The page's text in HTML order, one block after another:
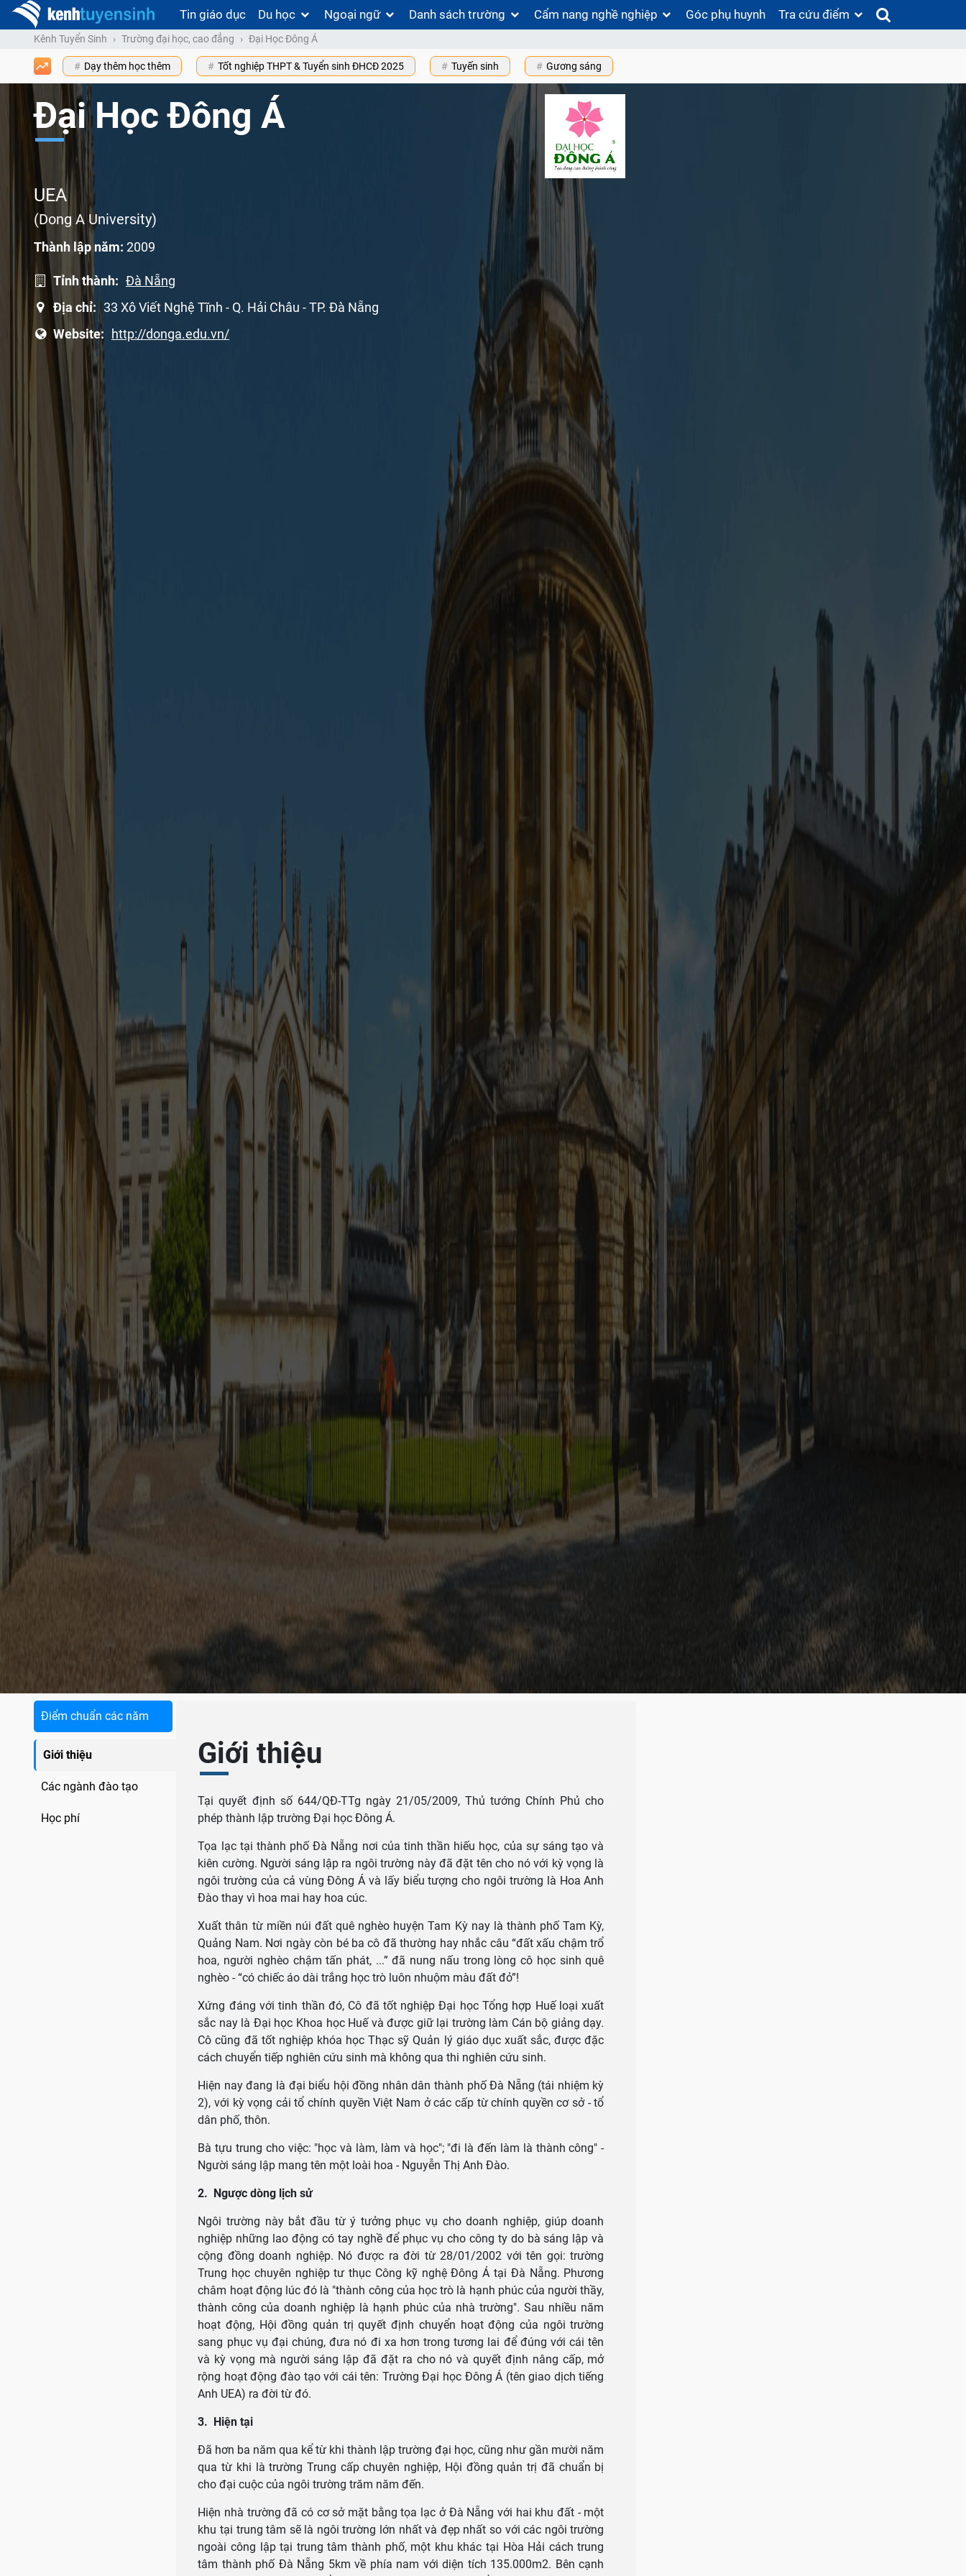
Tin giáo dục Du học Ngoại ngữ Danh sách trường Cẩm nang nghề nghiệp Góc phụ huynh Tra cứu điểm
Kênh Tuyển Sinh Trường đại học, cao đẳng Đại Học Đông Á
Dạy thêm học thêm Tốt nghiệp THPT & Tuyển sinh ĐHCĐ 2025 Tuyến sinh Gương sáng
Đại Học Đông Á
UEA
(Dong A University)
Thành lập năm: 2009
Tỉnh thành: Đà Nẵng
Địa chỉ: 33 Xô Viết Nghệ Tĩnh - Q. Hải Châu - TP. Đà Nẵng
Website: http://donga.edu.vn/
Điểm chuẩn các năm
Giới thiệu
Các ngành đào tạo
Học phí
Giới thiệu
Tại quyết định số 644/QĐ-TTg ngày 21/05/2009, Thủ tướng Chính Phủ cho
phép thành lập trường Đại học Đông Á.
Tọa lạc tại thành phố Đà Nẵng nơi của tinh thần hiếu học, của sự sáng tạo và
kiên cường. Người sáng lập ra ngôi trường này đã đặt tên cho nó với kỳ vọng là
ngôi trường của cả vùng Đông Á và lấy biểu tượng cho ngôi trường là Hoa Anh
Đào thay vì hoa mai hay hoa cúc.
Xuất thân từ miền núi đất quê nghèo huyện Tam Kỳ nay là thành phố Tam Kỳ,
Quảng Nam. Nơi ngày còn bé ba cô đã thường hay nhắc câu “đất xấu chậm trổ
hoa, người nghèo chậm tấn phát, ...” đã nung nấu trong lòng cô học sinh quê
nghèo - “có chiếc áo dài trắng học trò luôn nhuộm màu đất đỏ”!
Xứng đáng với tinh thần đó, Cô đã tốt nghiệp Đại học Tổng hợp Huế loại xuất
sắc nay là Đại học Khoa học Huế và được giữ lại trường làm Cán bộ giảng dạy.
Cô cũng đã tốt nghiệp khóa học Thạc sỹ Quản lý giáo dục xuất sắc, được đặc
cách chuyển tiếp nghiên cứu sinh mà không qua thi nghiên cứu sinh.
Hiện nay đang là đại biểu hội đồng nhân dân thành phố Đà Nẵng (tái nhiệm kỳ
2), với kỳ vọng cải tổ chính quyền Việt Nam ở các cấp từ chính quyền cơ sở - tổ
dân phố, thôn.
Bà tựu trung cho việc: "học và làm, làm và học"; "đi là đến làm là thành công" -
Người sáng lập mang tên một loài hoa - Nguyễn Thị Anh Đào.
2. Ngược dòng lịch sử
Ngôi trường này bắt đầu từ ý tưởng phục vụ cho doanh nghiệp, giúp doanh
nghiệp những lao động có tay nghề để phục vụ cho công ty do bà sáng lập và
cộng đồng doanh nghiệp. Nó được ra đời từ 28/01/2002 với tên gọi: trường
Trung học chuyên nghiệp tư thục Công kỹ nghệ Đông Á tại Đà Nẵng. Phương
châm hoạt động lúc đó là "thành công của học trò là hạnh phúc của người thầy,
thành công của doanh nghiệp là hạnh phúc của nhà trường". Sau nhiều năm
hoạt động, Hội đồng quản trị quyết định chuyển hoạt động của ngôi trường
sang phục vụ đại chúng, đưa nó đi xa hơn trong tương lai để đúng với cái tên
và kỳ vọng mà người sáng lập đã đặt ra cho nó và quyết định nâng cấp, mở
rộng hoạt động đào tạo với cái tên: Trường Đại học Đông Á (tên giao dịch tiếng
Anh UEA) ra đời từ đó.
3. Hiện tại
Đã hơn ba năm qua kể từ khi thành lập trường đại học, cũng như gần mười năm
qua từ khi là trường Trung cấp chuyên nghiệp, Hội đồng quản trị đã chuẩn bị
cho đại cuộc của ngôi trường trăm năm đến.
Hiện nhà trường đã có cơ sở mặt bằng tọa lạc ở Đà Nẵng với hai khu đất - một
khu tại trung tâm sẽ là ngôi trường lớn nhất và đẹp nhất so với các ngôi trường
ngoài công lập tại trung tâm thành phố, một khu khác tại Hòa Hải cách trung
tâm thành phố Đà Nẵng 5km về phía nam với diện tích 135.000m2. Bên cạnh